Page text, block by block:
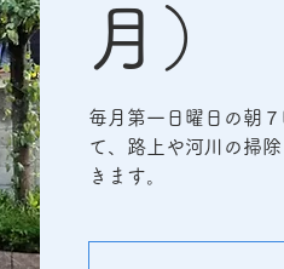
月）
毎月第一日曜日の朝
て、路上や河川の掃
きます。